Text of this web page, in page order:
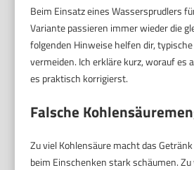
Beim Einsatz eines Wassersprudlers
Variante passieren immer wieder die
folgenden Hinweise helfen dir,
vermeiden. Ich erkläre kurz, worauf es
es praktisch korrigierst.
Falsche
Zu viel Kohlensäure macht das
beim Einschenken stark schäumen.